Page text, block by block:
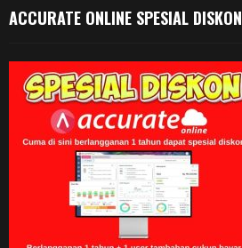
ACCURATE ONLINE SPESIAL DISKON